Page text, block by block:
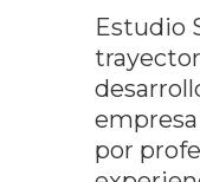
Estudio
por